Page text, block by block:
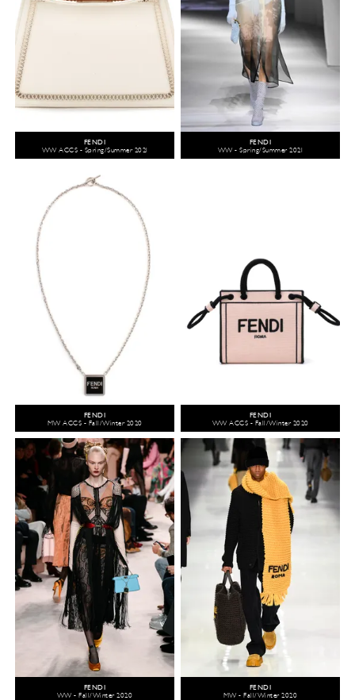
FENDI
WW ACCS - Spring/Summer 2021
FENDI
WW - Spring/Summer 2021
FENDI
MW ACCS - Fall/Winter 2020
FENDI
WW ACCS - Fall/Winter 2020
FENDI
WW - Fall/Winter 2020
FENDI
MW - Fall/Winter 2020